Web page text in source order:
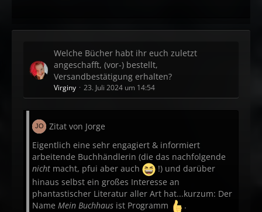
Welche Bücher habt ihr euch zuletzt
angeschafft, (vor-) bestellt,
Versandbestätigung erhalten?
Virginy 23. Juli 2024 um 14:54
Zitat von Jorge
Eigentlich eine sehr engagiert & informiert
arbeitende Buchhändlerin (die das nachfolgende
nicht macht, pfui aber auch
!) und darüber
hinaus selbst ein großes Interesse an
phantastischer Literatur aller Art hat...kurzum: Der
Name Mein Buchhaus ist Programm .